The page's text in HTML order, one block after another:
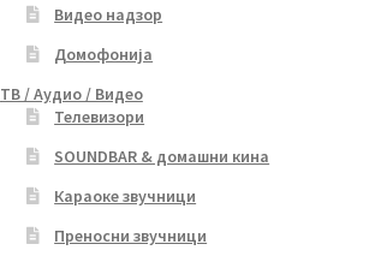
Видео надзор
Домофонија
ТВ / Аудио / Видео
Телевизори
SOUNDBAR & домашни кина
Караоке звучници
Преносни звучници